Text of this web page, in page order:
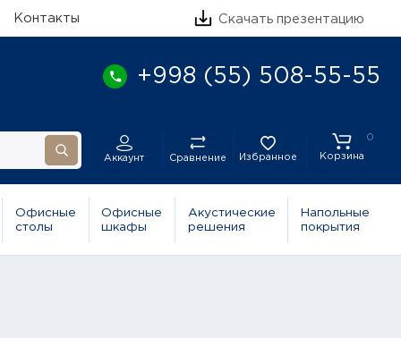
Контакты Скачать презентацию
+998 (55) 508-55-55
Аккаунт Сравнение Избранное
0
Корзина
Офисные
столы
Офисные
шкафы
Акустические
решения
Напольные
покрытия